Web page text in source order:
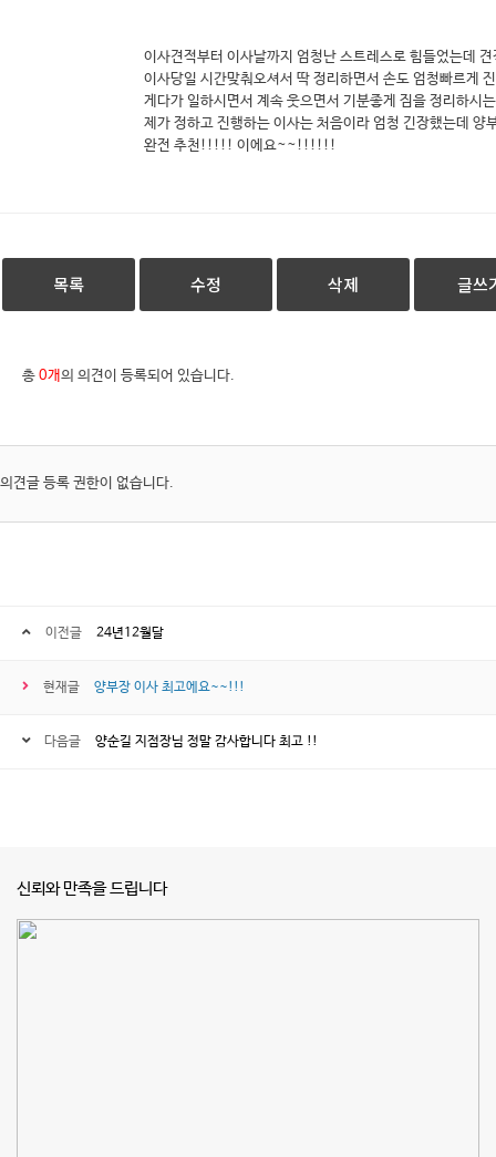
이사견적부터 이사날까지 엄청난 스트레스로 힘들었는데
이사당일 시간맞춰오셔서 딱 정리하면서 손도 엄청빠르게
게다가 일하시면서 계속 웃으면서 기분좋게 짐을 정리하
제가 정하고 진행하는 이사는 처음이라 엄청 긴장했는데 양
완전 추천!!!!! 이에요~~!!!!!!
목록 수정 삭제 글쓰
총 0개의 의견이 등록되어 있습니다.
의견글 등록 권한이 없습니다.
이전글 24년12월달
현재글 양부장 이사 최고에요~~!!!
다음글 양순길 지점장님 정말 감사합니다 최고 !!
신뢰와 만족을 드립니다